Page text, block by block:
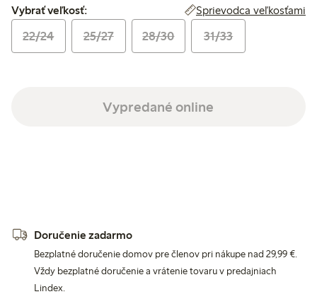
Vybrať veľkosť:
Vybrať veľkosť: Sprievodca veľkosťami
22/24 25/27 28/30 31/33
Vypredané online
Doručenie zadarmo
Bezplatné doručenie domov pre členov pri nákupe nad 29,99 €.
Vždy bezplatné doručenie a vrátenie tovaru v predajniach
Lindex.